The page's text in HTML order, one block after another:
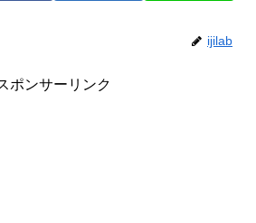
ijilab
ポンサーリンク